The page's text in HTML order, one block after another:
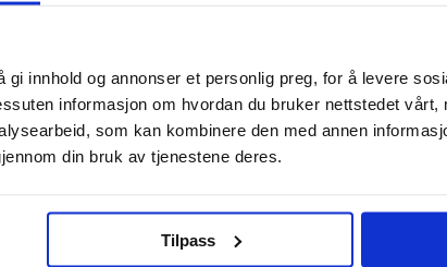
innhold og annonser et personlig preg, for å levere
informasjon om hvordan du bruker nettstedet vårt,
som kan kombinere den med annen
din bruk av tjenestene deres.
Tilpass
1